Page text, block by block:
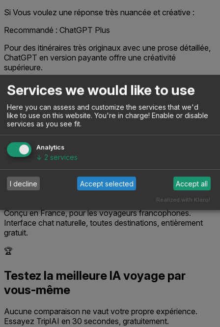
Services we would like to use
Here you can assess and customize the services that we'd
like to use on this website. You're in charge! Enable or disable
services as you see fit.
Analytics
↓ 2 services
I decline Accept selected Accept all
Realized with Klaro!
Si Vous voulez une réponse très nuancée et créative :
Recommandé : ChatGPT Plus
Pour des itinéraires très originaux avec une prose détaillée,
ChatGPT en version payante offre une créativité
supérieure.
Si Vous voyagez principalement dans des pays
anglophones :
Recommandé : Layla AI
Layla excelle sur les destinations anglophones (USA, UK,
Australie) avec des recommandations très précises en
anglais.
Si Vous êtes francophone et voulez un voyage clé en main
Conçu en France, pour les voyageurs francophones.
Interface chat naturelle, toutes destinations, entièrement
gratuit.
🏆
Testez la meilleure IA voyage par
vous-même
Aucune comparaison ne vaut votre propre expérience.
Essayez TriplAI en 30 secondes, gratuitement.